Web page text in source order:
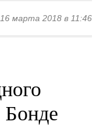
16 марта 2018 в 11:46